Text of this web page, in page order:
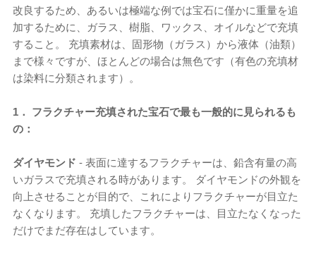
改良するため、あるいは極端な例では宝石に僅かに重量を追
加するために、ガラス、樹脂、ワックス、オイルなどで充填
すること。 充填素材は、固形物（ガラス）から液体（油類）
まで様々ですが、ほとんどの場合は無色です（有色の充填材
は染料に分類されます）。
1． フラクチャー充填された宝石で最も一般的に見られるも
の：
ダイヤモンド - 表面に達するフラクチャーは、鉛含有量の高
いガラスで充填される時があります。 ダイヤモンドの外観を
向上させることが目的で、これによりフラクチャーが目立た
なくなります。 充填したフラクチャーは、目立たなくなった
だけでまだ存在はしています。